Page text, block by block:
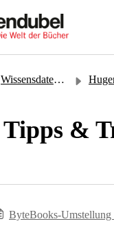
Wissensdatenbank
Tipps &
ByteBooks-